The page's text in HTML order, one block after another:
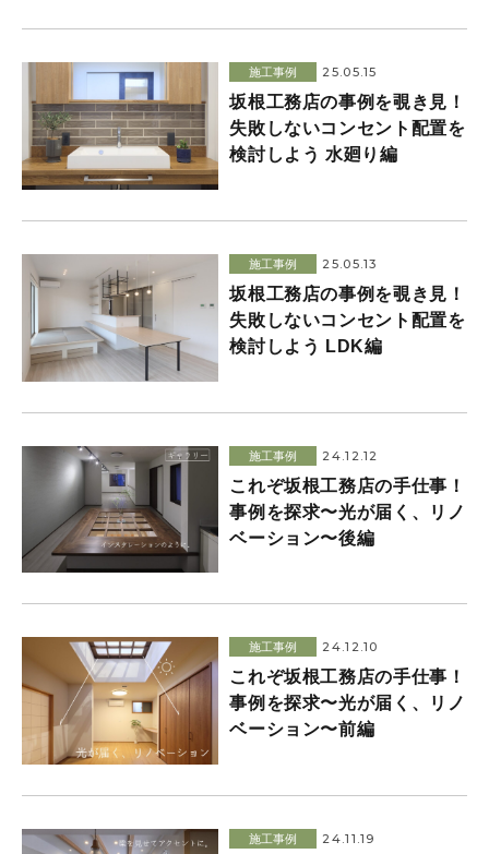
施工事例 25.05.15
坂根工務店の事例を覗き見！
失敗しないコンセント配置を
検討しよう 水廻り編
施工事例 25.05.13
坂根工務店の事例を覗き見！
失敗しないコンセント配置を
検討しよう LDK編
施工事例 24.12.12
これぞ坂根工務店の手仕事！
事例を探求〜光が届く、リノ
ベーション〜後編
施工事例 24.12.10
これぞ坂根工務店の手仕事！
事例を探求〜光が届く、リノ
ベーション〜前編
施工事例 24.11.19